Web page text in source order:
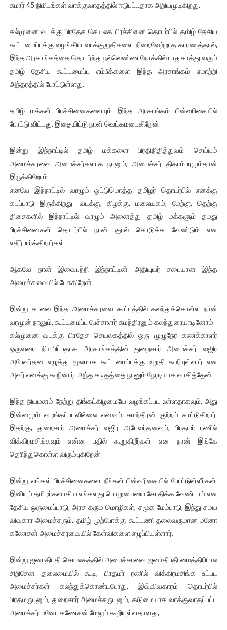
இளையராஜா – கமல் அவசர சந்திப்பு (படங்கள், விடியோ)
ஜனாதிபதி ஐக்கிய நாடுகளின் பொதுச் சபை கூட்டத்தில் இன்று
32 CM விநோத கன்றுக்குட்டி! (வீடியோ)
வலிமை தான் அஜித் திரைப்பயணத்திலே அதிக காலெக்ஷன் செய்த
சுமார் 45 நிமிடங்கள் வாக்குவாதத்தில் ஈடுபட்டதாக அறியமுடிகிறது.
கல்முனை வடக்கு பிரதேச செயலக பிரச்சினை தொடர்பில் தமிழ் தேசிய
கூட்டமைப்புக்கு வழங்கிய வாக்குறுதிகளை நிறைவேற்றாத காரணத்தால்,
இந்த அரசாங்கத்தை தொடர்ந்து நல்லெண்ண நோக்கில் பாதுகாத்து வரும்
தமிழ் தேசிய கூட்டமைப்பு எம்பீக்களை இந்த அரசாங்கம் ஏமாற்றி
அந்தரத்தில் போட்டுள்ளது.
தமிழ் மக்கள் பிரச்சினைகளையும் இந்த அரசாங்கம் பின்வரிசையில்
போட்டு விட்டது. இதையிட்டு நான் வெட்கமடைகிறேன்.
இன்று இந்நாட்டில் தமிழ் மக்களை பிரதிநிதித்துவம் செய்யும்
அமைச்சரவை அமைச்சர்களாக நானும், அமைச்சர் திகாம்பரமும்தான்
இருக்கிறோம்.
எனவே இந்நாட்டில் வாழும் ஒட்டுமொத்த தமிழர் தொடர்பில் எனக்கு
கடப்பாடு இருக்கிறது. வடக்கு, கிழக்கு, மலையகம், மேற்கு, தெற்கு
திசைகளில் இந்நாட்டில் வாழும் அனைத்து தமிழ் மக்களும் தமது
பிரச்சினைகள் தொடர்பில் நான் குரல் கொடுக்க வேண்டும் என
எதிர்பார்க்கிறார்கள்.
ஆகவே நான் இவைபற்றி இந்நாட்டின் அதியுயர் சபையான இந்த
அமைச்சவையில் பேசுகிறேன்.
இன்று காலை இந்த அமைச்சரவை கூட்டத்தில் கலந்துக்கொள்ள நான்
வரமுன் நானும், கூட்டமைப்பு பேச்சாளர் சுமந்திரனும் கலந்துரையாடினோம்.
கல்முனை வடக்கு பிரதேச செயலகத்தில் ஒரு முழுநேர கணக்காளர்
ஒருவரை நியமிப்பதாக அரசாங்கத்தின் துறைசார் அமைச்சர் வஜிர
அபேவர்தன எழுத்து மூலமாக கூட்டமைப்புக்கு உறுதி கூறியுள்ளார் என
அவர் எனக்கு கூறினார். அந்த கடிதத்தை நானும் நேரடியாக வாசித்தேன்.
இந்த நியமனம் நேற்று திங்கட்கிழமையே வழங்கப்பட உள்ளதாகவும், அது
இன்னமும் வழங்கப்படவில்லை எனவும் சுமந்திரன் குற்றம் சாட்டுகிறார்.
இதற்கு, துறைசார் அமைச்சர் வஜிர அபேவர்தனவும், பிரதமர் ரணில்
விக்கிரமசிங்கவும் என்ன பதில் கூறுகிறீர்கள் என நான் இங்கே
தெரிந்துகொள்ள விரும்புகிறேன்.
இன்று எங்கள் பிரச்சினைகளை நீங்கள் பின்வரிசையில் போட்டுள்ளீர்கள்.
இனியும் தமிழர்களாகிய எங்களது பொறுமையை சோதிக்க வேண்டாம் என
தேசிய ஒருமைப்பாடு, அரச கரும மொழிகள், சமூக மேம்பாடு, இந்து சமய
விவகார அமைச்சரும், தமிழ் முற்போக்கு கூட்டணி தலைவருமான மனோ
கணேசன் அமைச்சரவையில் கேள்விகளை எழுப்பியுள்ளார்.
இன்று ஜனாதிபதி செயலகத்தில் அமைச்சரவை ஜனாதிபதி மைத்திரிபால
சிறிசேன தலைமையில் கூடி, பிரதமர் ரணில் விக்கிரமசிங்க உட்பட
அமைச்சர்கள் கலந்துக்கொண்டபோது, இவ்விவகாரம் தொடர்பில்
பிரதமருடனும், துறைசார் அமைச்சருடனும், கடுமையாக வாக்குவாதப்பட்ட
அமைச்சர் மனோ கணேசன் மேலும் கூறியுள்ளதாவது,